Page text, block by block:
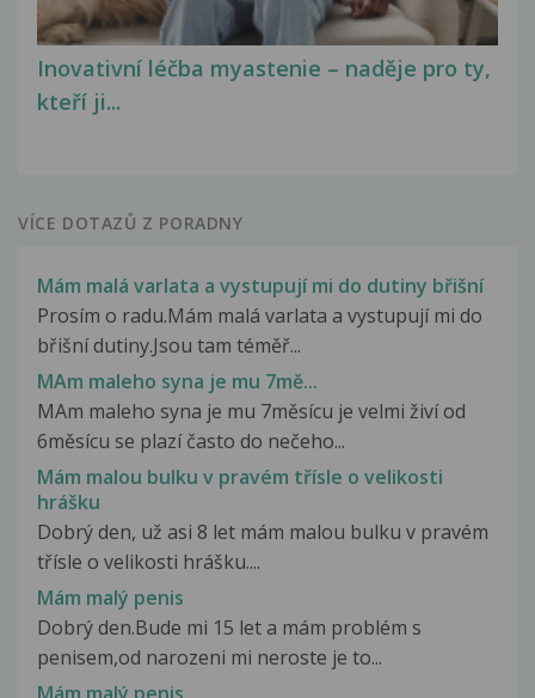
Inovativní léčba myastenie – naděje pro ty,
kteří ji...
VÍCE DOTAZŮ Z PORADNY
Mám malá varlata a vystupují mi do dutiny břišní
Prosím o radu.Mám malá varlata a vystupují mi do
břišní dutiny.Jsou tam téměř...
MAm maleho syna je mu 7mě...
MAm maleho syna je mu 7měsícu je velmi živí od
6měsícu se plazí často do nečeho...
Mám malou bulku v pravém třísle o velikosti
hrášku
Dobrý den, už asi 8 let mám malou bulku v pravém
třísle o velikosti hrášku....
Mám malý penis
Dobrý den.Bude mi 15 let a mám problém s
penisem,od narozeni mi neroste je to...